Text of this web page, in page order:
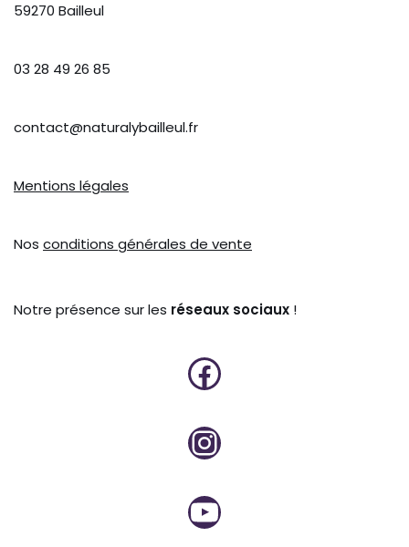
59270 Bailleul
03 28 49 26 85
contact@naturalybailleul.fr
Mentions légales
Nos conditions générales de vente
Notre présence sur les réseaux sociaux !